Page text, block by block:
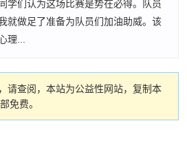
学们认为这场比赛是势在必得。队员
就做足了准备为队员们加油助威。该
理...
请查阅，本站为公益性网站，复制本
免费。